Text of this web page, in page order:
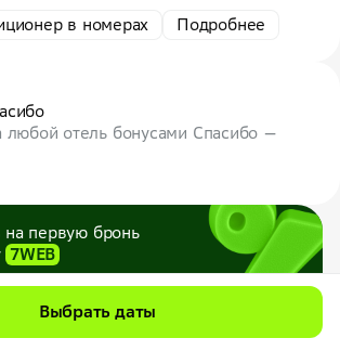
в номерах Подробнее
любой отель бонусами Спасибо —
на первую бронь
7WEB
₽
Выбрать даты